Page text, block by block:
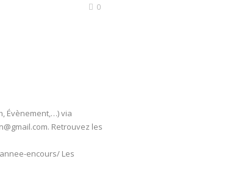
0
Évènement,…) via
Retrouvez les
encours/ Les